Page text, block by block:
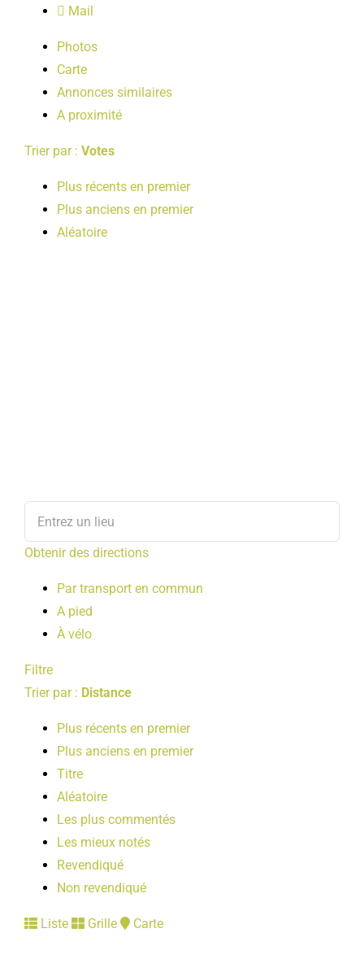
LOISIRS
PUBLICATIONS
Mail
Photos
Carte
Annonces similaires
A proximité
Trier par : Votes
Plus récents en premier
Plus anciens en premier
Aléatoire
Obtenir des directions
Par transport en commun
A pied
À vélo
Filtre
Trier par : Distance
Plus récents en premier
Plus anciens en premier
Titre
Aléatoire
Les plus commentés
Les mieux notés
Revendiqué
Non revendiqué
Liste Grille Carte